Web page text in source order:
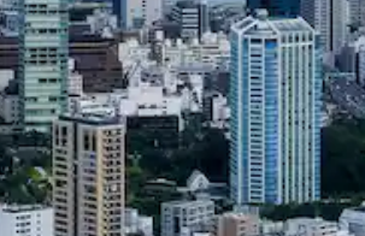
de flecha hacia arriba y hacia abajo o